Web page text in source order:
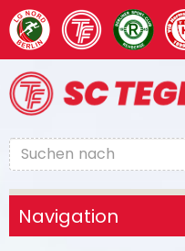
Navigation